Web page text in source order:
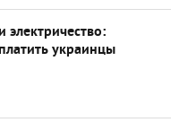
электричество:
украинцы